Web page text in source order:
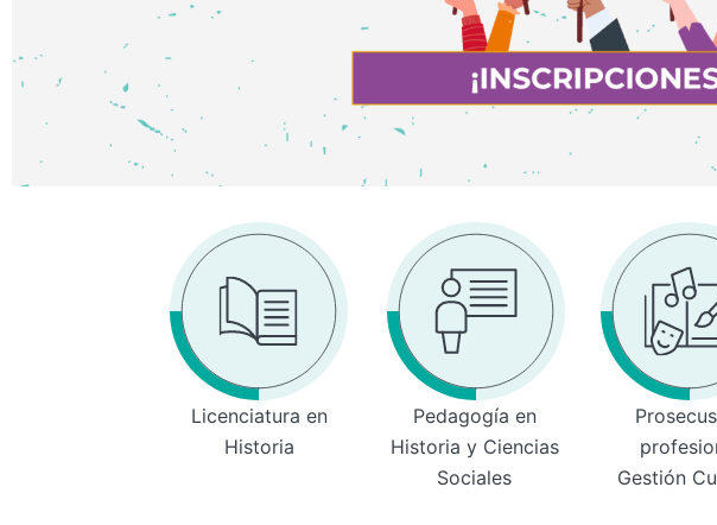
Licenciatura en
Historia
Pedagogía en
Historia y Ciencias
Sociales
Gestión